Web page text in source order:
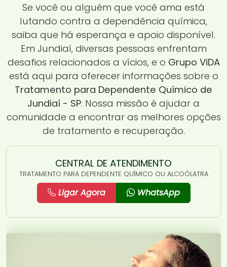
Se você ou alguém que você ama está
lutando contra a dependência química,
saiba que há esperança e apoio disponível.
Em Jundiaí, diversas pessoas enfrentam
desafios relacionados a vícios, e o Grupo ViDA
está aqui para oferecer informações sobre o
Tratamento para Dependente Químico de
Jundiaí - SP. Nossa missão é ajudar a
comunidade a encontrar as melhores opções
de tratamento e recuperação.
CENTRAL DE ATENDIMENTO
TRATAMENTO PARA DEPENDENTE QUÍMICO OU ALCOÓLATRA
Ligar Agora WhatsApp